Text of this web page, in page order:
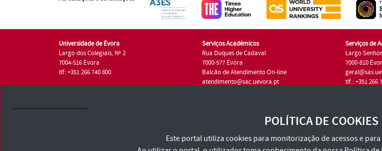
Universidade de Évora
Largo dos Colegiais, Nº 2
7004-516 Évora
tlf: +351 266 740 800
Serviços Académicos
Rua Duques de Cadaval
7000-577 Évora
Balcão de Atendimento On-line
atendimento@sac.uevora.pt
Serviços de
Largo
7000-810
tlf.: +351 266
Consulte os Termos e Condições e Política de Privacidade
POLÍTICA DE COOKIES
Este portal utiliza cookies para monitorização de acessos e